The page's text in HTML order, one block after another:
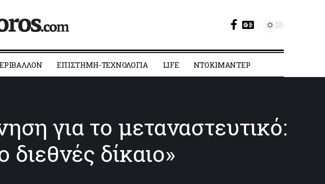
ΕΠΙΣΤΗΜΗ-ΤΕΧΝΟΛΟΓΙΑ LIFE ΝΤΟΚΙΜΑΝΤΕΡ
για το μεταναστευτικό:
δίκαιο»